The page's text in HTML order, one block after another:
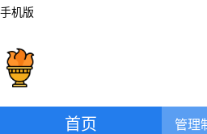
手机版
首页 管理